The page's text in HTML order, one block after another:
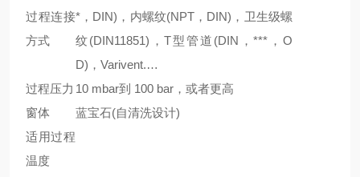
过程连接
方式
*，DIN)，内螺纹(NPT，DIN)，卫生级螺
纹(DIN11851)，T型管道(DIN，***，O
D)，Varivent.…
过程压力 10 mbar到 100 bar，或者更高
窗体
蓝宝石(自清洗设计)
适用过程
温度